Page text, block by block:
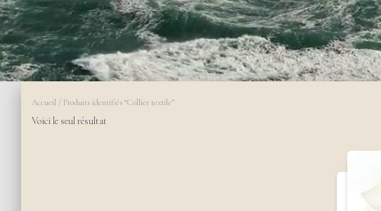
Accueil / Produits identifiés “Collier textile”
Voici le seul résultat